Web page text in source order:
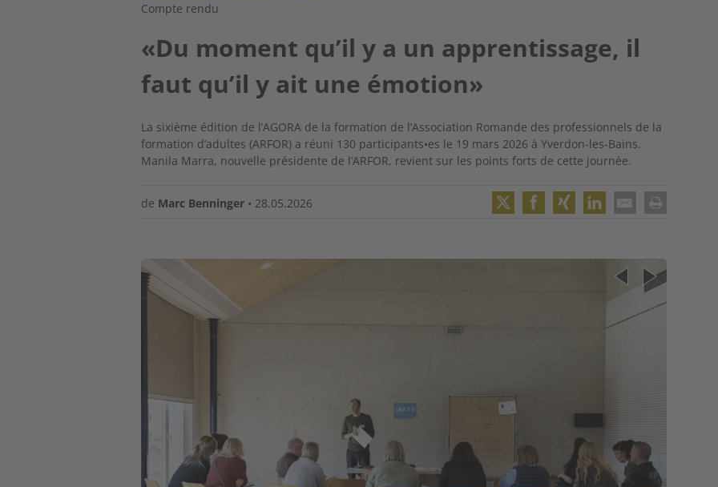
Compte rendu
«Du moment qu’il y a un apprentissage, il
faut qu’il y ait une émotion»
La sixième édition de l’AGORA de la formation de l’Association Romande des professionnels de la
formation d’adultes (ARFOR) a réuni 130 participants•es le 19 mars 2026 à Yverdon-les-Bains.
Manila Marra, nouvelle présidente de l’ARFOR, revient sur les points forts de cette journée.
de Marc Benninger • 28.05.2026
Image